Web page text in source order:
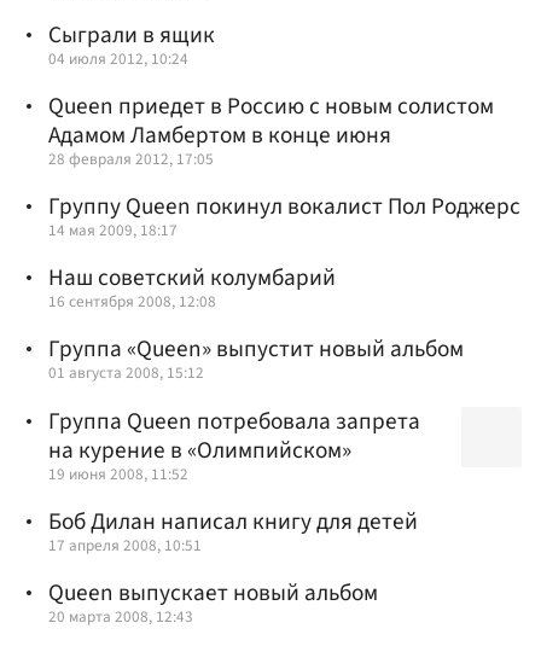
Сыграли в ящик
04 июля 2012, 10:24
Queen приедет в Россию с новым солистом
Адамом Ламбертом в конце июня
28 февраля 2012, 17:05
Группу Queen покинул вокалист Пол Роджерс
14 мая 2009, 18:17
Наш советский колумбарий
16 сентября 2008, 12:08
Группа «Queen» выпустит новый альбом
01 августа 2008, 15:12
Группа Queen потребовала запрета
на курение в «Олимпийском»
19 июня 2008, 11:52
Боб Дилан написал книгу для детей
17 апреля 2008, 10:51
Queen выпускает новый альбом
20 марта 2008, 12:43